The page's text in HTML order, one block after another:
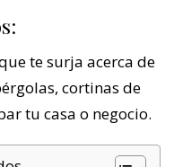
te surja acerca de
cortinas de
tu casa o negocio.